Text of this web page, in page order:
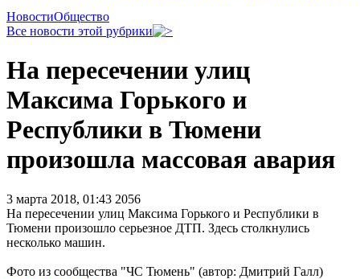
НовостиОбщество
Все новости этой рубрики
На пересечении улиц
Максима Горького и
Республики в Тюмени
произошла массовая авария
3 марта 2018, 01:43 2056
На пересечении улиц Максима Горького и Республики в
Тюмени произошло серьезное ДТП. Здесь столкнулись
несколько машин.
Фото из сообщества "ЧС Тюмень" (автор: Дмитрий Галл)